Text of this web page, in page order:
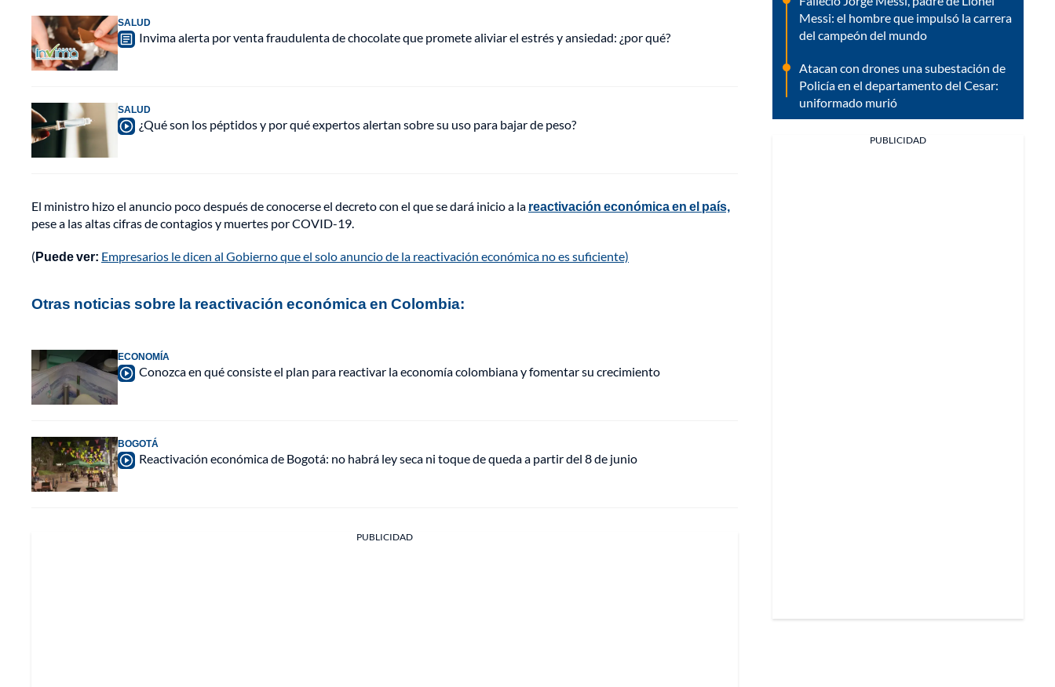
SALUD
Invima alerta por venta fraudulenta de chocolate que promete aliviar el estrés y ansiedad: ¿por qué?
SALUD
¿Qué son los péptidos y por qué expertos alertan sobre su uso para bajar de peso?
El ministro hizo el anuncio poco después de conocerse el decreto con el que se dará inicio a la reactivación económica en el país,
pese a las altas cifras de contagios y muertes por COVID-19.
(Puede ver: Empresarios le dicen al Gobierno que el solo anuncio de la reactivación económica no es suficiente)
Otras noticias sobre la reactivación económica en Colombia:
ECONOMÍA
Conozca en qué consiste el plan para reactivar la economía colombiana y fomentar su crecimiento
BOGOTÁ
Reactivación económica de Bogotá: no habrá ley seca ni toque de queda a partir del 8 de junio
PUBLICIDAD
Messi: el hombre que impulsó la carrera
del campeón del mundo
Atacan con drones una subestación de
Policía en el departamento del Cesar:
uniformado murió
PUBLICIDAD